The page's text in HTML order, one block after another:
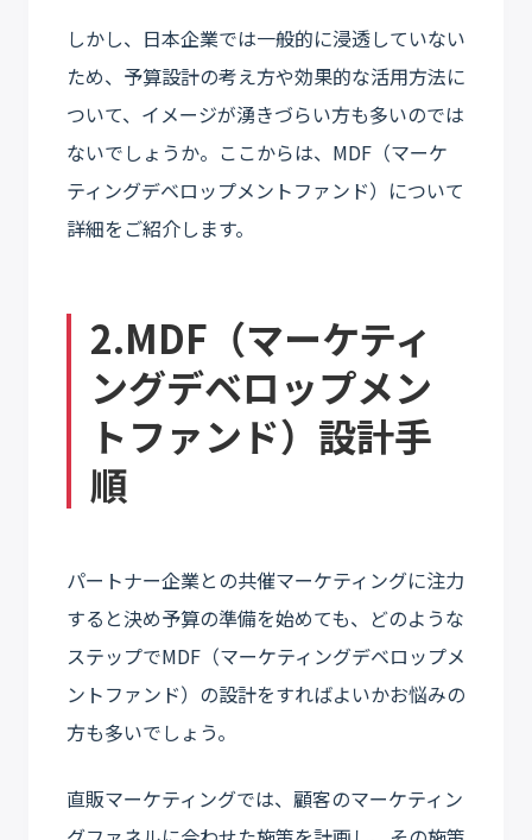
しかし、日本企業では一般的に浸透していない
ため、予算設計の考え方や効果的な活用方法に
ついて、イメージが湧きづらい方も多いのでは
ないでしょうか。ここからは、MDF（マーケ
ティングデベロップメントファンド）について
詳細をご紹介します。
2.MDF（マーケティ
ングデベロップメン
トファンド）設計手
順
パートナー企業との共催マーケティングに注力
すると決め予算の準備を始めても、どのような
ステップでMDF（マーケティングデベロップメ
ントファンド）の設計をすればよいかお悩みの
方も多いでしょう。
直販マーケティングでは、顧客のマーケティン